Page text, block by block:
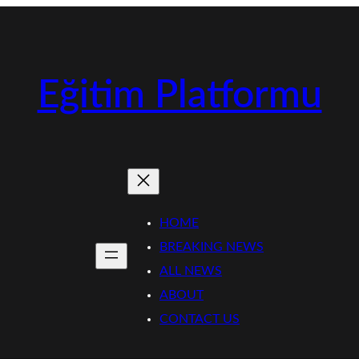
Eğitim Platformu
HOME
BREAKING NEWS
ALL NEWS
ABOUT
CONTACT US